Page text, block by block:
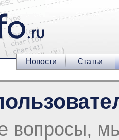
Новости Статьи
вопросы,